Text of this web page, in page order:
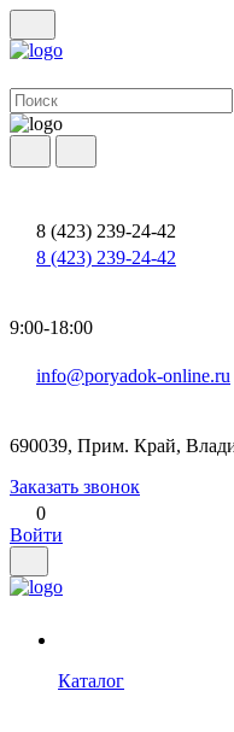
8 (423) 239-24-42
8 (423) 239-24-42
9:00-18:00
info@poryadok-online.ru
690039, Прим. Край,
Заказать звонок
0
Войти
Каталог